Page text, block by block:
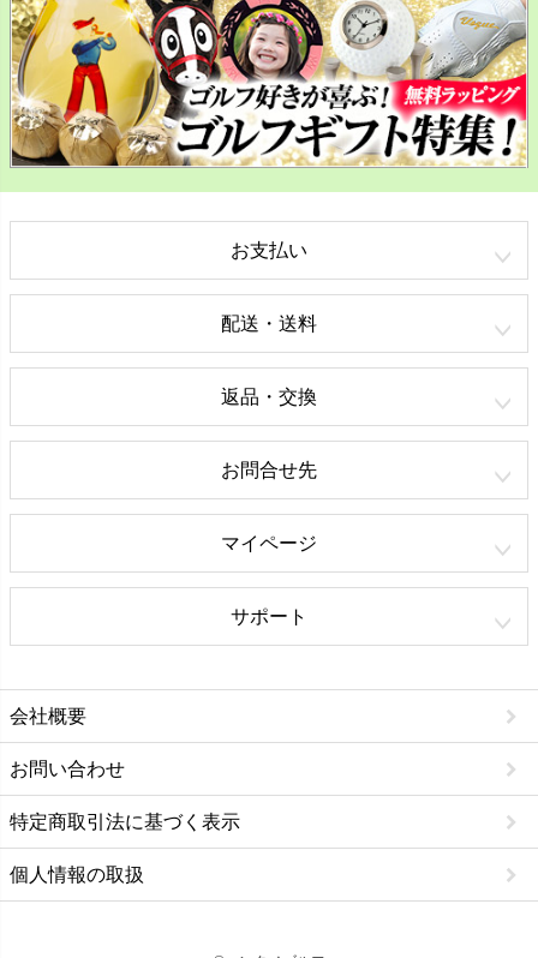
お支払い
配送・送料
返品・交換
お問合せ先
マイページ
サポート
会社概要
お問い合わせ
特定商取引法に基づく表示
個人情報の取扱